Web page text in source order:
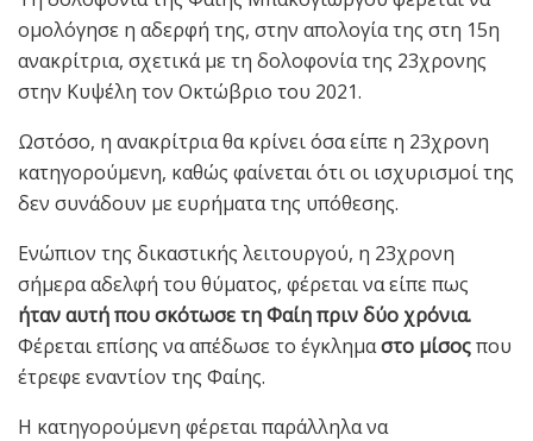
ομολόγησε η αδερφή της, στην απολογία της στη 15η
ανακρίτρια, σχετικά με τη δολοφονία της 23χρονης
στην Κυψέλη τον Οκτώβριο του 2021.
Ωστόσο, η ανακρίτρια θα κρίνει όσα είπε η 23χρονη
κατηγορούμενη, καθώς φαίνεται ότι οι ισχυρισμοί της
δεν συνάδουν με ευρήματα της υπόθεσης.
Ενώπιον της δικαστικής λειτουργού, η 23χρονη
σήμερα αδελφή του θύματος, φέρεται να είπε πως
ήταν αυτή που σκότωσε τη Φαίη πριν δύο χρόνια.
Φέρεται επίσης να απέδωσε το έγκλημαστο μίσοςπου
έτρεφε εναντίον της Φαίης.
Η κατηγορούμενη φέρεται παράλληλα να